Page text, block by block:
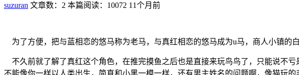
suzuran 文章数：2 本篇阅读：10072 11个月前
为了方便，把与蓝相恋的悠马称为老马，与真红相恋的悠马成为u马，商人小镇的
不久前就了解了真红这个角色，在推完摸鱼之后也是直接来玩鸟鸟了，只能说不
不能像你一样以人类出生，简直和小黑一模一样，还有男主姓名的问题啊，像猫玩